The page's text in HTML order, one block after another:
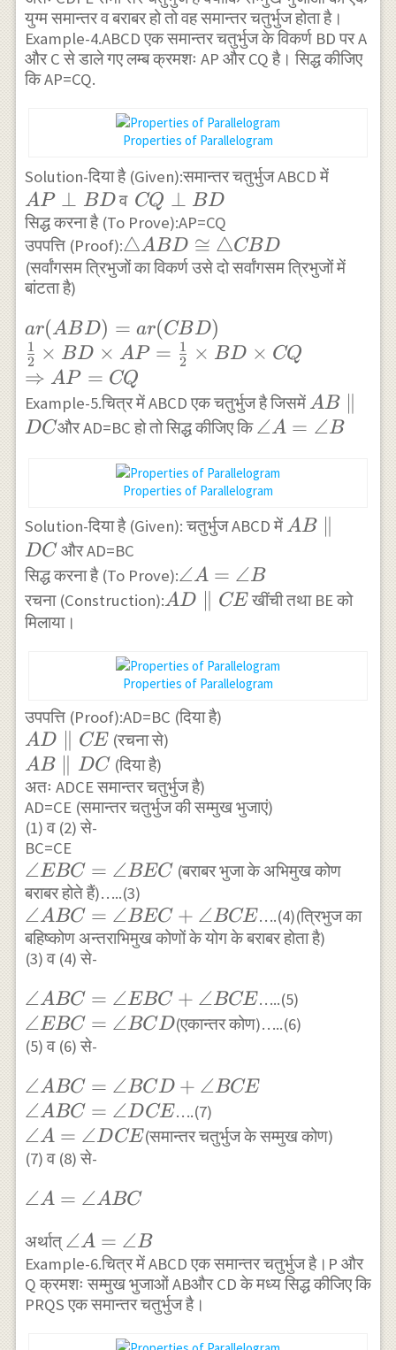
FE
युग्म समान्तर व बराबर हो तो वह समान्तर चतुर्भुज होता है।
Example-4.ABCD एक समान्तर चतुर्भुज के विकर्ण BD पर A
और C से डाले गए लम्ब क्रमशः AP और CQ है। सिद्ध कीजिए
कि AP=CQ.
Properties of Parallelogram
Solution-दिया है (Given):समान्तर चतुर्भुज ABCD मेंAP
AP ⊥ BD व CQ
\perp
BD
CQ ⊥ BD
सिद्ध करना है (To Prove):AP=CQ
उपपत्ति (Proof):\triangle
ABD
\triangle
CBD
△ABD ≅ △CBD
(सर्वांगसम त्रिभुजों का विकर्ण उसे दो सर्वांगसम त्रिभुजों में
बांटता है)
ar(ABD)=ar(CBD)
\\ \frac{1}{2}
\times BD \times
AP=\frac{1}{2}
\times BD \times
\Rightarrow
ar(ABD) = ar(CBD)
2
1 × BD × AP = 2
1 × BD × CQ
⇒ AP = CQ
Example-5.चित्र में ABCD एक चतुर्भुज है जिसमें AB
\parallel
AB
DCऔर AD=BC हो तो सिद्ध कीजिए कि\angle
B
∠A = ∠B
Properties of Parallelogram
Solution-दिया है (Given): चतुर्भुज ABCD में AB
AB
DC और AD=BC
सिद्ध करना है (To Prove):\angle
A=\angle
∠A = ∠B
रचना (Construction):AD
AD CE खींची तथा BE को
मिलाया।
Properties of Parallelogram
उपपत्ति (Proof):AD=BC (दिया है)
AD
\parallel
CE
AD CE (रचना से)
AB
\parallel
DC
AB DC (दिया है)
अतः ADCE समान्तर चतुर्भुज है)
AD=CE (समान्तर चतुर्भुज की सम्मुख भुजाएं)
(1) व (2) से-
BC=CE
\angle
EBC=\angle
BEC
∠EBC = ∠BEC (बराबर भुजा के अभिमुख कोण
बराबर होते हैं)…..(3)
\angle
ABC=\angle
BEC+\angle
BCE
∠ABC = ∠BEC + ∠BCE….(4)(त्रिभुज का
बहिष्कोण अन्तराभिमुख कोणों के योग के बराबर होता है)
(3)‌ व (4) से-
\angle
ABC=\angle
EBC+\angle
∠ABC = ∠EBC + ∠BCE…..(5)
\angle
EBC=\angle
∠EBC = ∠BCD(एकान्तर कोण)…..(6)
(5) व (6) से-
\angle
ABC=\angle
BCD+\angle
BCE \\
ABC=\angle
DCE
∠ABC = ∠BCD + ∠BCE
∠ABC = ∠DCE….(7)
\angle
A=\angle
∠A = ∠DCE(समान्तर चतुर्भुज के सम्मुख कोण)
(7) व (8) से-
\angle
ABC
∠A = ∠ABC
अर्थात् \angle
A=\angle
B
∠A = ∠B
Example-6.चित्र में ABCD एक समान्तर चतुर्भुज है।P और
Q क्रमशः सम्मुख भुजाओं ABऔर CD के मध्य सिद्ध कीजिए कि
PRQS एक समान्तर चतुर्भुज है।